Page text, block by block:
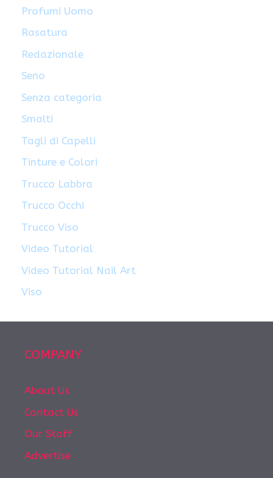
Profumi Uomo
Rasatura
Redazionale
Seno
Senza categoria
Smalti
Tagli di Capelli
Tinture e Colori
Trucco Labbra
Trucco Occhi
Trucco Viso
Video Tutorial
Video Tutorial Nail Art
Viso
COMPANY
About Us
Contact Us
Our Staff
Advertise